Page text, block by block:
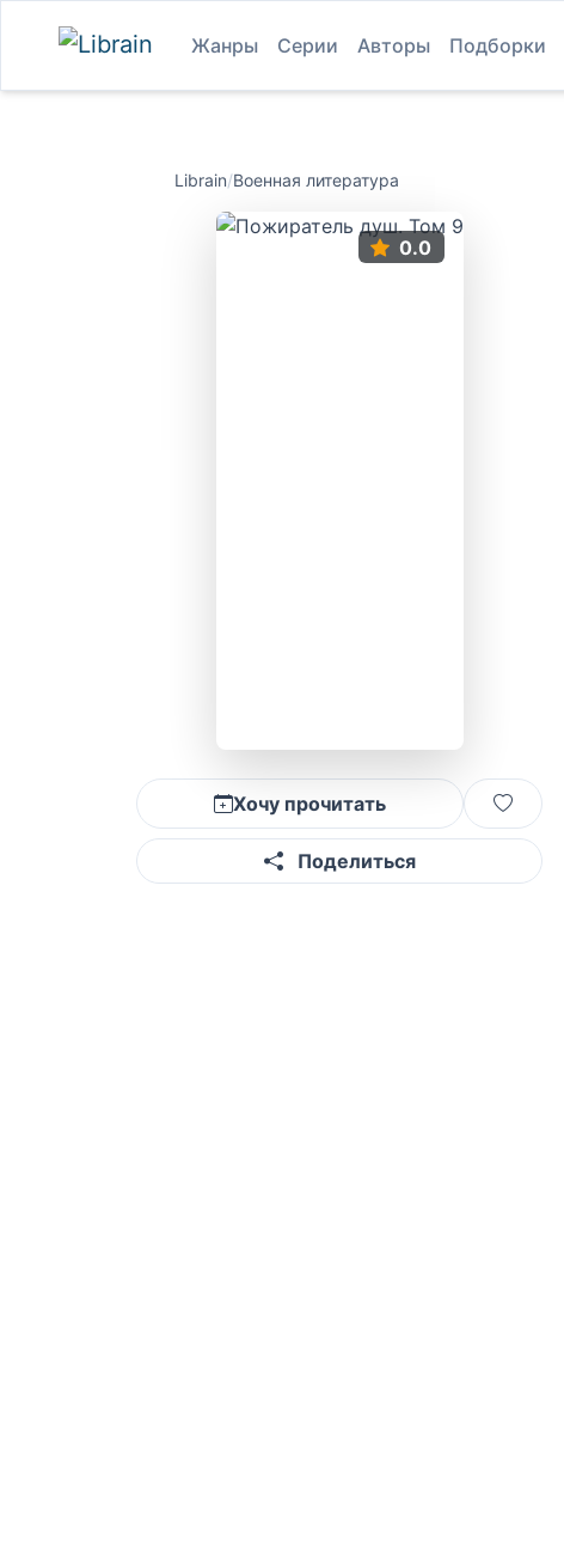
Жанры Серии Авторы Подборки
Librain/Военная литература
0.0
Хочу прочитать
Поделиться